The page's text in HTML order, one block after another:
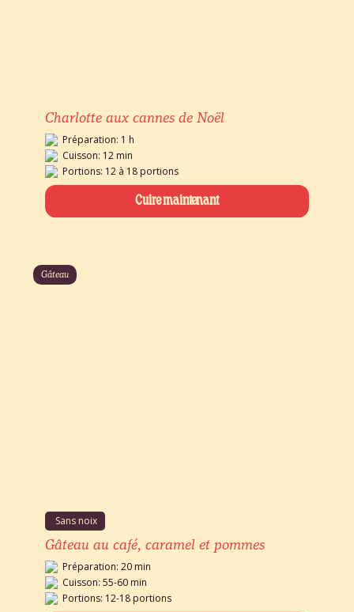
Charlotte aux cannes de Noël
Préparation: 1 h
Cuisson: 12 min
Portions: 12 à 18 portions
Cuire maintenant
Gâteau
Sans noix
Gâteau au café, caramel et pommes
Préparation: 20 min
Cuisson: 55-60 min
Portions: 12-18 portions